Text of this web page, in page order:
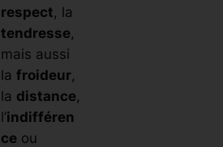
respect, la
tendresse,
mais aussi
la froideur,
la distance,
l’indifféren
ceou